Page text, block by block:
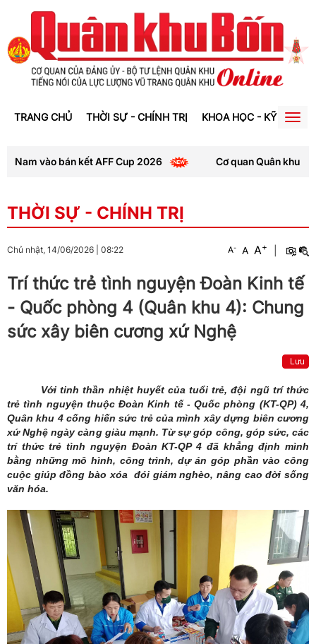
TRANG CHỦ THỜI SỰ - CHÍNH TRỊ KHOA HỌC - KỸ THUẬT
vào bán kết AFF Cup 2026 Cơ quan Quân khu 4 bảo
THỜI SỰ - CHÍNH TRỊ
Chủ nhật, 14/06/2026 08:22 A- A A+
Trí thức trẻ tình nguyện Đoàn Kinh tế
- Quốc phòng 4 (Quân khu 4): Chung
sức xây biên cương xứ Nghệ
Lưu
Với tinh thần nhiệt huyết của tuổi trẻ, đội ngũ trí thức
trẻ tình nguyện thuộc Đoàn Kinh tế - Quốc phòng (KT-QP) 4,
Quân khu 4 cống hiến sức trẻ của mình xây dựng biên cương
xứ Nghệ ngày càng giàu mạnh. Từ sự góp công, góp sức, các
trí thức trẻ tình nguyện Đoàn KT-QP 4 đã khẳng định mình
bằng những mô hình, công trình, dự án góp phần vào công
cuộc giúp đồng bào xóa đói giám nghèo, nâng cao đời sống
văn hóa.